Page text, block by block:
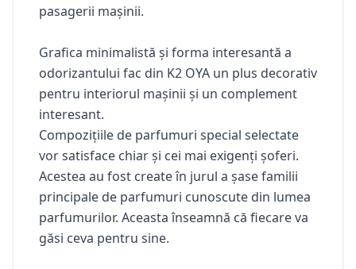
pasagerii mașinii.
Grafica minimalistă și forma interesantă a
odorizantului fac din K2 OYA un plus decorativ
pentru interiorul mașinii și un complement
interesant.
Compozițiile de parfumuri special selectate
vor satisface chiar și cei mai exigenți șoferi.
Acestea au fost create în jurul a șase familii
principale de parfumuri cunoscute din lumea
parfumurilor. Aceasta înseamnă că fiecare va
găsi ceva pentru sine.